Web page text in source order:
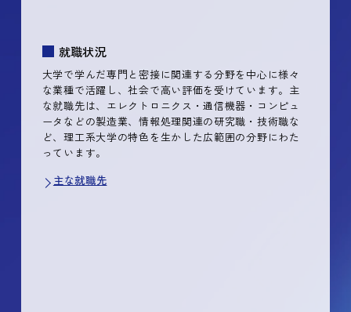
就職状況
大学で学んだ専門と密接に関連する分野を中心に様々
な業種で活躍し、社会で高い評価を受けています。主
な就職先は、エレクトロニクス・通信機器・コンピュ
ータなどの製造業、情報処理関連の研究職・技術職な
ど、理工系大学の特色を生かした広範囲の分野にわた
っています。
主な就職先